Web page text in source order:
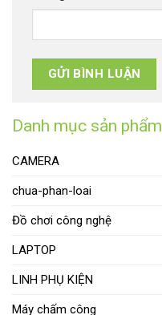
Danh mục sản phẩm
CAMERA
chua-phan-loai
Đồ chơi công nghệ
LAPTOP
LINH PHỤ KIỆN
Máy chấm công